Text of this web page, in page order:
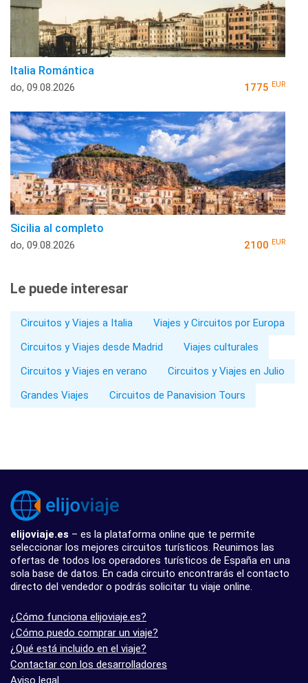
Italia Romántica
do, 09.08.2026 1775 EUR
Sicilia al completo
do, 09.08.2026 2100 EUR
Le puede interesar
Circuitos y Viajes a Italia
Viajes y Circuitos por Europa
Circuitos y Viajes desde Madrid
Viajes culturales
Circuitos y Viajes en verano
Circuitos y Viajes en Julio
Grandes Viajes
Circuitos de Panavision Tours
elijoviaje.es – es la plataforma online que te permite
seleccionar los mejores circuitos turísticos. Reunimos las
ofertas de todos los operadores turísticos de España en una
sola base de datos. En cada circuito encontrarás el contacto
directo del vendedor o podrás solicitar tu viaje online.
¿Cómo funciona elijoviaje.es?
¿Cómo puedo comprar un viaje?
¿Qué está incluido en el viaje?
Contactar con los desarrolladores
Aviso legal